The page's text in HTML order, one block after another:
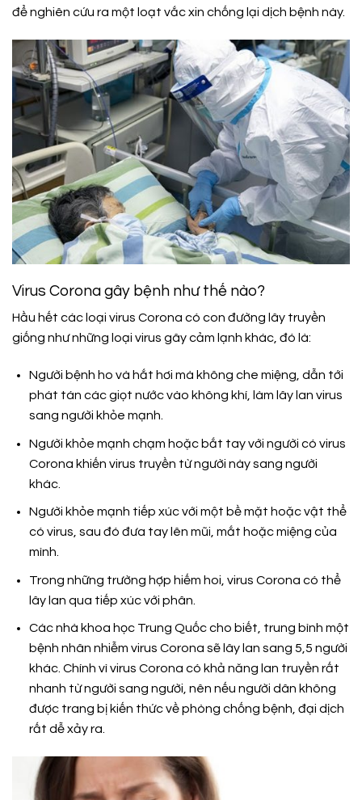
để nghiên cứu ra một loạt vắc xin chống lại dịch bệnh này.
Virus Corona gây bệnh như thế nào?
Hầu hết các loại virus Corona có con đường lây truyền
giống như những loại virus gây cảm lạnh khác, đó là:
Người bệnh ho và hắt hơi mà không che miệng, dẫn tới
phát tán các giọt nước vào không khí, làm lây lan virus
sang người khỏe mạnh.
Người khỏe mạnh chạm hoặc bắt tay với người có virus
Corona khiến virus truyền từ người này sang người
khác.
Người khỏe mạnh tiếp xúc với một bề mặt hoặc vật thể
có virus, sau đó đưa tay lên mũi, mắt hoặc miệng của
mình.
Trong những trường hợp hiếm hoi, virus Corona có thể
lây lan qua tiếp xúc với phân.
Các nhà khoa học Trung Quốc cho biết, trung bình một
bệnh nhân nhiễm virus Corona sẽ lây lan sang 5,5 người
khác. Chính vì virus Corona có khả năng lan truyền rất
nhanh từ người sang người, nên nếu người dân không
được trang bị kiến thức về phòng chống bệnh, đại dịch
rất dễ xảy ra.